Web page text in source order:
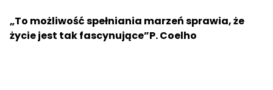
„To możliwość spełniania marzeń sprawia, że
życie jest tak fascynujące”P. Coelho